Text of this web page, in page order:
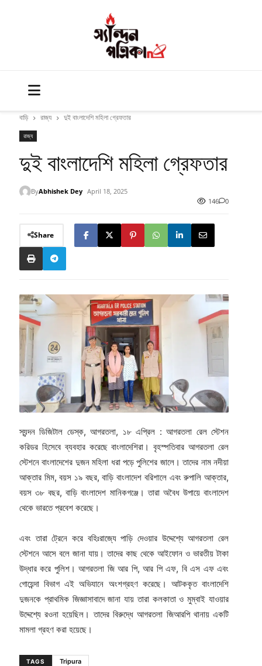
বাড়ি রাজ্য দুই বাংলাদেশি মহিলা গ্রেফতার
রাজ্য
দুই বাংলাদেশি মহিলা গ্রেফতার
ByAbhishek Dey April 18, 2025
146
0
Share
স্যন্দন ডিজিটাল ডেস্ক, আগরতলা, ১৮ এপ্রিল : আগরতলা রেল স্টেশন
করিডর হিসেবে ব্যবহার করেছে বাংলাদেশিরা। বৃহস্পতিবার আগরতলা রেল
স্টেশনে বাংলাদেশের দুজন মহিলা ধরা পড়ে পুলিশের জালে। তাদের নাম নদীয়া
আক্তার মিম, বয়স ১৯ বছর, বাড়ি বাংলাদেশ বরিশালে এবং রুপালি আক্তার,
বয়স ৩৮ বছর, বাড়ি বাংলাদেশ মানিকগঞ্জে। তারা অবৈধ উপায়ে বাংলাদেশ
থেকে ভারতে প্রবেশ করেছে।
এবং তারা ট্রেনে করে বহিঃরাজ্যে পাড়ি দেওয়ার উদ্দেশ্যে আগরতলা রেল
স্টেশনে আসে বলে জানা যায়। তাদের কাছ থেকে আইফোন ও ভারতীয় টাকা
উদ্ধার করে পুলিশ। আগরতলা জি আর পি, আর পি এফ, বি এস এফ এবং
গোয়েন্দা বিভাগ এই অভিযানে অংশগ্রহণ করেছে। আটককৃত বাংলাদেশি
দুজনকে প্রাথমিক জিজ্ঞাসাবাদে জানা যায় তারা কলকাতা ও মুম্বাই যাওয়ার
উদ্দেশ্যে রওনা হয়েছিল। তাদের বিরুদ্ধে আগরতলা জিআরপি থানায় একটি
মামলা গ্রহণ করা হয়েছে।
TAGS Tripura